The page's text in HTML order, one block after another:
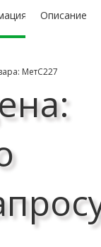
Описание
МетС227